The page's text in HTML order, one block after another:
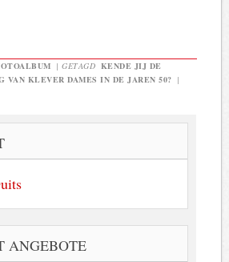
|GETAGD KENDE JIJ DE
VAN KLEVER DAMES IN DE JAREN 50? |
ANGEBOTE